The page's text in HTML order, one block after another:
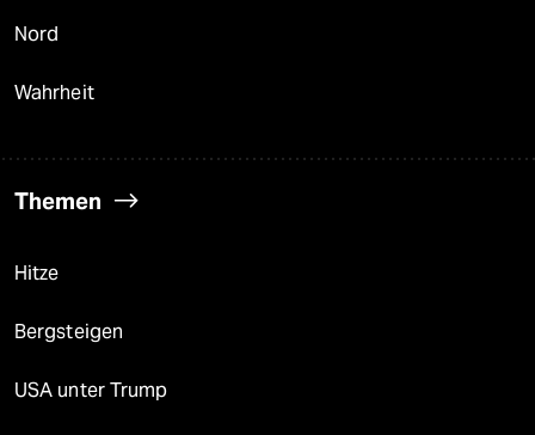
Nord
Wahrheit
Themen
Hitze
Bergsteigen
USA unter Trump